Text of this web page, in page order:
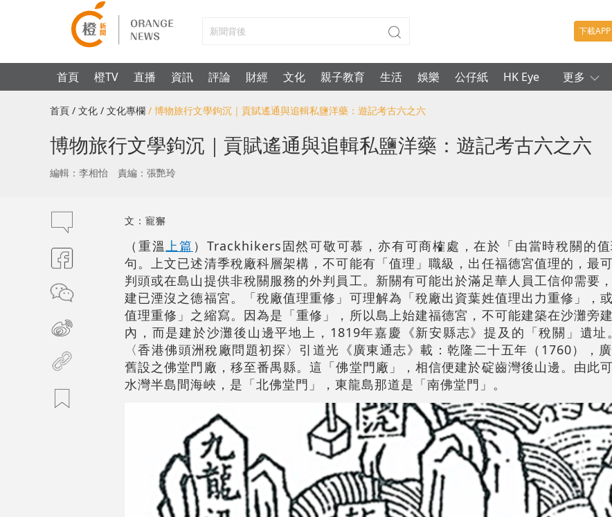
下載APP
首頁 橙TV 直播 資訊 評論 財經 文化 親子教育 生活 娛樂 公仔紙 HK Eye 更多
首頁 / 文化 / 文化專欄 / 博物旅行文學鉤沉｜貢賦遙通與追輯私鹽洋藥：遊記考古六之六
博物旅行文學鉤沉｜貢賦遙通與追輯私鹽洋藥：遊記考古六之六
編輯：李相怡 責編：張艷玲
文：寵獬
（重溫上篇 ）Trackhikers固然可敬可慕，亦有可商榷處，在於「由當時稅關的
句。上文已述清季稅廠科層架構，不可能有「值理」職級，出任福德宮值理的，最
判頭或在島山提供非稅關服務的外判員工。新關有可能出於滿足華人員工信仰需要
建已湮沒之德福宮。「稅廠值理重修」可理解為「稅廠出資葉姓值理出力重修」，
值理重修」之縮寫。因為是「重修」，所以島上始建福德宮，不可能建築在沙灘旁
內，而是建於沙灘後山邊平地上，1819年嘉慶《新安縣志》提及的「稅關」遺址
〈香港佛頭洲稅廠問題初探〉引道光《廣東通志》載：乾隆二十五年（1760），
舊設之佛堂門廠，移至番禺縣。這「佛堂門廠」，相信便建於碇齒灣後山邊。由此
水灣半島間海峽，是「北佛堂門」，東龍島那道是「南佛堂門」。